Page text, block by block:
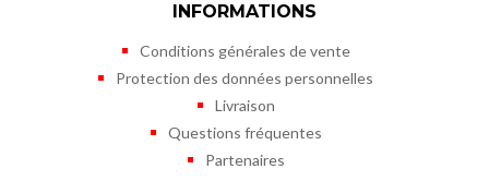
INFORMATIONS
Conditions générales de vente
Protection des données personnelles
Livraison
Questions fréquentes
Partenaires